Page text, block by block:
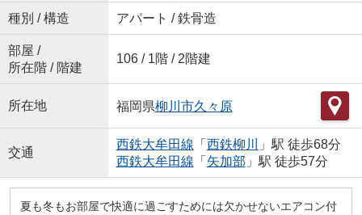
種別 / 構造 アパート / 鉄骨造
部屋 /
所在階 / 階建
106 / 1階 / 2階建
所在地 福岡県柳川市久々原
交通
西鉄大牟田線 「 西鉄柳川
」駅 徒歩68分
西鉄大牟田線 「 矢加部 」駅 徒歩57分
夏も冬もお部屋で快適に過ごすためには欠かせないエアコン付